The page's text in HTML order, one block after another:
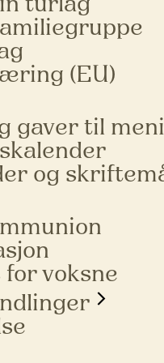
turlag
(EU)
gaver til
og
voksne